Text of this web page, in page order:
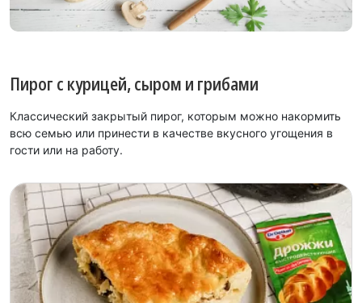
Пирог с курицей, сыром и грибами
Классический закрытый пирог, которым можно накормить
всю семью или принести в качестве вкусного угощения в
гости или на работу.